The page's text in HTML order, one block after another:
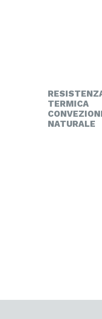
TERMICA
NATURALE